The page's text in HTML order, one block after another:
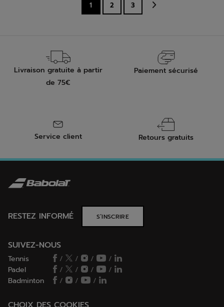
avis
1 2 3
Livraison gratuite à partir
de 75€
Paiement sécurisé
Service client Retours gratuits
RESTEZ INFORMÉ S’INSCRIRE
SUIVEZ-NOUS
Tennis / / /
/
Padel
/ / /
/
Badminton
/ / /